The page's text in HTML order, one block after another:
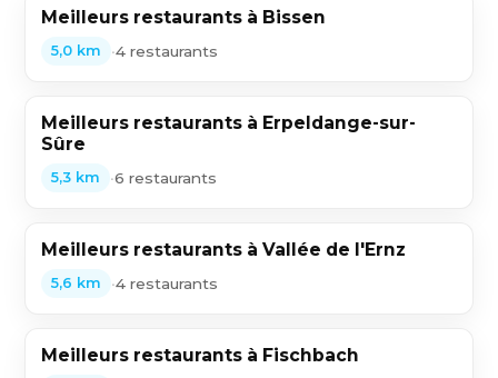
Meilleurs restaurants à Bissen
5,0 km •4 restaurants
Meilleurs restaurants à Erpeldange-sur-
Sûre
5,3 km •6 restaurants
Meilleurs restaurants à Vallée de l'Ernz
5,6 km •4 restaurants
Meilleurs restaurants à Fischbach